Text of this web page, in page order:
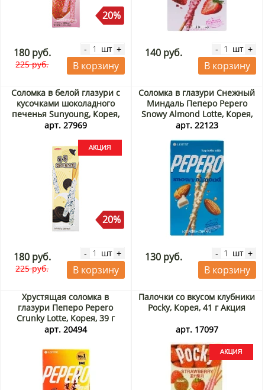
20%
180 руб.
225 руб.
- шт +
В корзину
140 руб. - шт +
В корзину
Соломка в белой глазури с
кусочками шоколадного
печенья Sunyoung, Корея,
57 г Акция
арт. 27969
20%
180 руб.
225 руб.
- шт +
В корзину
Соломка в глазури Снежный
Миндаль Пеперо Pepero
Snowy Almond Lotte, Корея,
32 г
арт. 22123
130 руб. - шт +
В корзину
Хрустящая соломка в
глазури Пеперо Pepero
Crunky Lotte, Корея, 39 г
арт. 20494
Палочки со вкусом клубники
Pocky, Корея, 41 г Акция
арт. 17097